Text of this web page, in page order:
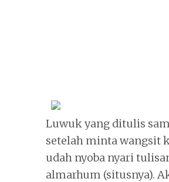
Luwuk yang ditulis
setelah minta wangsit
udah nyoba nyari
almarhum (situsnya).